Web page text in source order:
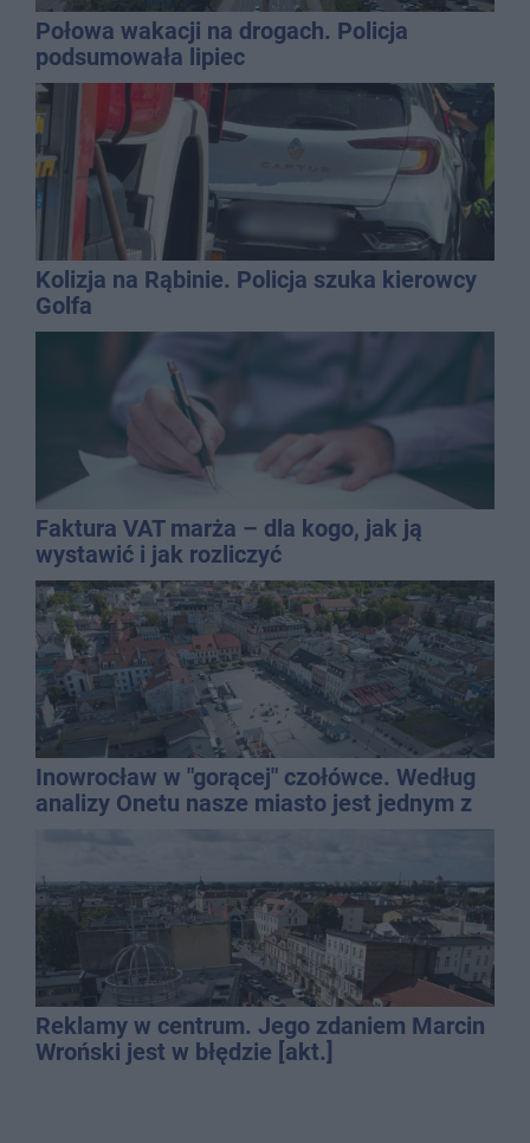
Połowa wakacji na drogach. Policja
podsumowała lipiec
Kolizja na Rąbinie. Policja szuka kierowcy
Golfa
Faktura VAT marża – dla kogo, jak ją
wystawić i jak rozliczyć
Inowrocław w "gorącej" czołówce. Według
analizy Onetu nasze miasto jest jednym z
Reklamy w centrum. Jego zdaniem Marcin
Wroński jest w błędzie [akt.]